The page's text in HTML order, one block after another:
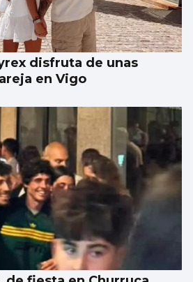
disfruta de unas
en Vigo